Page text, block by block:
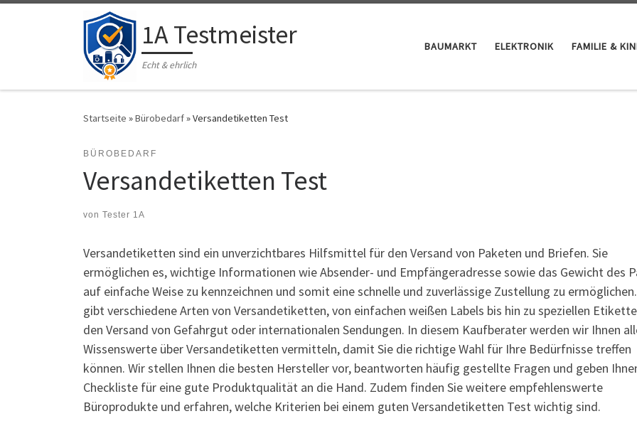
Zum Inhalt springen 1A Testmeister
Echt & ehrlich
BAUMARKT ELEKTRONIK FAMILIE &
Startseite »Bürobedarf»Versandetiketten Test
BÜROBEDARF
Versandetiketten Test
von Tester 1A
Versandetiketten sind ein unverzichtbares Hilfsmittel für den Versand von Paketen und Briefen. Sie
ermöglichen es, wichtige Informationen wie Absender- und Empfängeradresse sowie das Gewicht des
auf einfache Weise zu kennzeichnen und somit eine schnelle und zuverlässige Zustellung zu
gibt verschiedene Arten von Versandetiketten, von einfachen weißen Labels bis hin zu speziellen
den Versand von Gefahrgut oder internationalen Sendungen. In diesem Kaufberater werden wir Ihnen
Wissenswerte über Versandetiketten vermitteln, damit Sie die richtige Wahl für Ihre Bedürfnisse treffen
können. Wir stellen Ihnen die besten Hersteller vor, beantworten häufig gestellte Fragen und geben
Checkliste für eine gute Produktqualität an die Hand. Zudem finden Sie weitere empfehlenswerte
Büroprodukte und erfahren, welche Kriterien bei einem guten Versandetiketten Test wichtig sind.